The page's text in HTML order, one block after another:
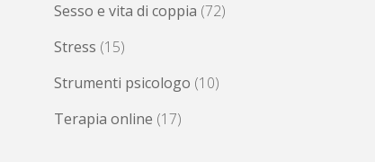
Sesso e vita di coppia (72)
Stress (15)
Strumenti psicologo (10)
Terapia online (17)